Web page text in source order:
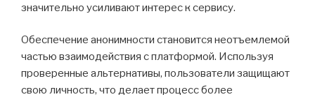
значительно усиливают интерес к сервису.
Обеспечение анонимности становится неотъемлемой
частью взаимодействия с платформой. Используя
проверенные альтернативы, пользователи защищают
свою личность, что делает процесс более